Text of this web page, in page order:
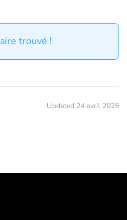
trouvé !
Updated 24 avril 2025